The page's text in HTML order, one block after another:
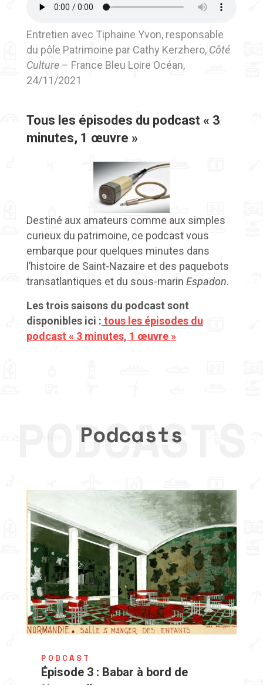
Entretien avec Tiphaine Yvon, responsable
du pôle Patrimoine par Cathy Kerzhero, Côté
Culture – France Bleu Loire Océan,
24/11/2021
Tous les épisodes du podcast « 3
minutes, 1 œuvre »
Destiné aux amateurs comme aux simples
curieux du patrimoine, ce podcast vous
embarque pour quelques minutes dans
l’histoire de Saint-Nazaire et des paquebots
transatlantiques et du sous-marin Espadon.
Les trois saisons du podcast sont
disponibles ici : tous les épisodes du
podcast « 3 minutes, 1 œuvre »
Podcasts
PODCAST
Épisode 3 : Babar à bord de